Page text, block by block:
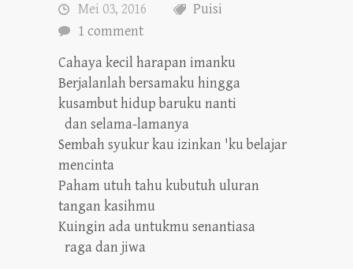
Mei 03, 2016
Puisi
1 comment
Cahaya kecil harapan imanku
Berjalanlah bersamaku hingga
kusambut hidup baruku nanti
dan selama-lamanya
Sembah syukur kau izinkan 'ku belajar
mencinta
Paham utuh tahu kubutuh uluran
tangan kasihmu
Kuingin ada untukmu senantiasa
raga dan jiwa